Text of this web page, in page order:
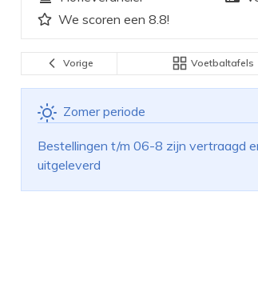
We scoren een 8.8!
Vorige Voetbaltafels
Zomer periode
Bestellingen t/m 06-8 zijn vertraagd
uitgeleverd